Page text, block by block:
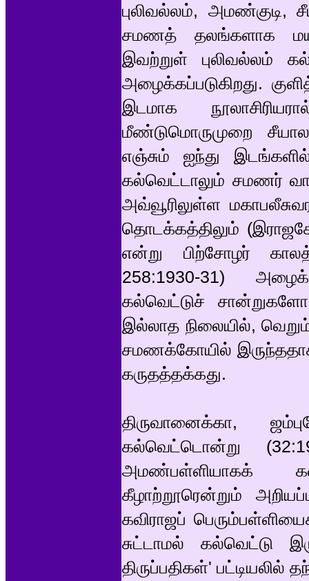
புலிவல்லம், அமண்குடி,
சமணத் தலங்களாக
இவற்றுள் புலிவல்லம்
அழைக்கப்படுகிறது.
இடமாக
மீண்டுமொருமுறை
எஞ்சும் ஐந்து
கல்வெட்டாலும் சமணர்
அவ்வூரிலுள்ள
தொடக்கத்திலும்
என்று பிற்சோழர்
258:1930-31)
கல்வெட்டுச்
இல்லாத நிலையில்,
சமணக்கோயில் இருந்ததாக
கருதத்தக்கது.
திருவானைக்கா,
கல்வெட்டொன்று
அமண்பள்ளியாகக்
கீழாற்றூரென்றும்
கவிராஜப்
சுட்டாமல் கல்வெட்டு
திருப்பதிகள்' பட்டியலில்